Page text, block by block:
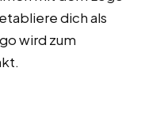
dich als
wird zum